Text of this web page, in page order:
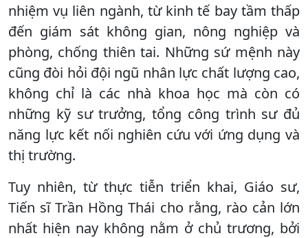
nhiệm vụ liên ngành, từ kinh tế bay tầm thấp
đến giám sát không gian, nông nghiệp và
phòng, chống thiên tai. Những sứ mệnh này
cũng đòi hỏi đội ngũ nhân lực chất lượng cao,
không chỉ là các nhà khoa học mà còn có
những kỹ sư trưởng, tổng công trình sư đủ
năng lực kết nối nghiên cứu với ứng dụng và
thị trường.
Tuy nhiên, từ thực tiễn triển khai, Giáo sư,
Tiến sĩ Trần Hồng Thái cho rằng, rào cản lớn
nhất hiện nay không nằm ở chủ trương, bởi